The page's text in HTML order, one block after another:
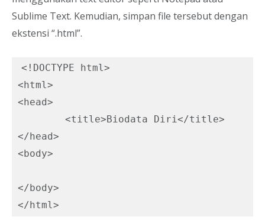
Sublime Text. Kemudian, simpan file tersebut dengan
ekstensi “.html”.
<!DOCTYPE html>
<html>
<head>
</head>
<body>
</body>